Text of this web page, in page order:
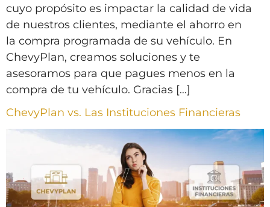
cuyo propósito es impactar la calidad de vida
de nuestros clientes, mediante el ahorro en
la compra programada de su vehículo. En
ChevyPlan, creamos soluciones y te
asesoramos para que pagues menos en la
compra de tu vehículo. Gracias […]
ChevyPlan vs. Las Instituciones Financieras